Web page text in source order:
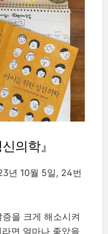
의학』
년 10월 5일, 24번
을 크게 해소시켜
면 얼마나 좋았을